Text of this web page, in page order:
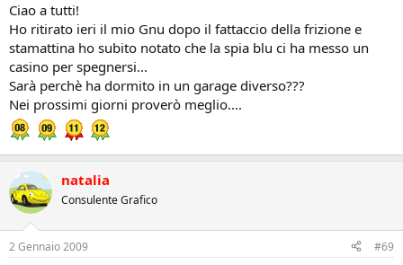
Ciao a tutti!
Ho ritirato ieri il mio Gnu dopo il fattaccio della frizione e
stamattina ho subito notato che la spia blu ci ha messo un
casino per spegnersi...
Sarà perchè ha dormito in un garage diverso???
Nei prossimi giorni proverò meglio....
natalia
Consulente Grafico
2 Gennaio 2009 #69